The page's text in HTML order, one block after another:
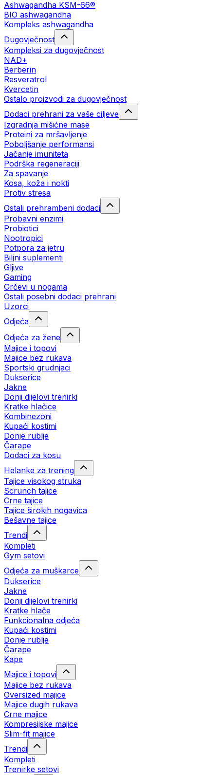
Ashwagandha KSM-66®
BIO ashwagandha
Kompleks ashwagandha
Dugovječnost
Kompleksi za dugovječnost
NAD+
Berberin
Resveratrol
Kvercetin
Ostalo proizvodi za dugovječnost
Dodaci prehrani za vaše ciljeve
Izgradnja mišićne mase
Proteini za mršavljenje
Poboljšanje performansi
Jačanje imuniteta
Podrška regeneraciji
Za spavanje
Kosa, koža i nokti
Protiv stresa
Ostali prehrambeni dodaci
Probavni enzimi
Probiotici
Nootropici
Potpora za jetru
Biljni suplementi
Gljive
Gaming
Grčevi u nogama
Ostali posebni dodaci prehrani
Uzorci
Odjeća
Odjeća za žene
Majice i topovi
Majice bez rukava
Sportski grudnjaci
Dukserice
Jakne
Donji dijelovi trenirki
Kratke hlačice
Kombinezoni
Kupaći kostimi
Donje rublje
Čarape
Dodaci za kosu
Helanke za trening
Tajice visokog struka
Scrunch tajice
Crne tajice
Tajice širokih nogavica
Bešavne tajice
Trendi
Kompleti
Gym setovi
Odjeća za muškarce
Dukserice
Jakne
Donji dijelovi trenirki
Kratke hlače
Funkcionalna odjeća
Kupaći kostimi
Donje rublje
Čarape
Kape
Majice i topovi
Majice bez rukava
Oversized majice
Majice dugih rukava
Crne majice
Kompresijske majice
Slim-fit majice
Trendi
Kompleti
Trenirke setovi